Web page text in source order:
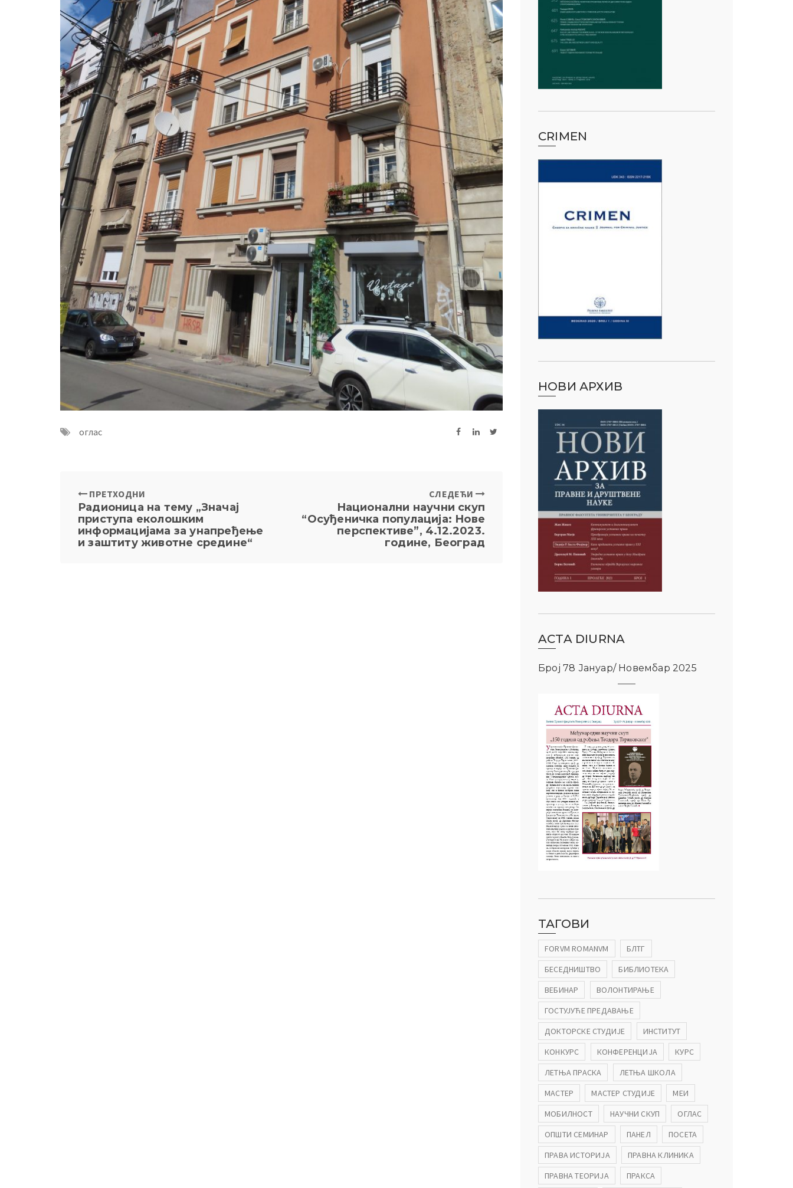
оглас
ПРЕТХОДНИ
Радионица на тему „Значај
приступа еколошким
информацијама за унапређење
и заштиту животне средине“
СЛЕДЕЋИ
Национални научни скуп
“Осуђеничка популација: Нове
перспективе”, 4.12.2023.
године, Београд
CRIMEN
НОВИ АРХИВ
ACTA DIURNA
Број 78 Јануар/ Новембар 2025
ТАГОВИ
FORVM ROMANVM
БЛТГ
БЕСЕДНИШТВО
БИБЛИОТЕКА
ВЕБИНАР
ВОЛОНТИРАЊЕ
ГОСТУЈУЋЕ ПРЕДАВАЊЕ
ДОКТОРСКЕ СТУДИЈЕ
ИНСТИТУТ
КОНКУРС
КОНФЕРЕНЦИЈА
КУРС
ЛЕТЊА ПРАСКА
ЛЕТЊА ШКОЛА
МАСТЕР
МАСТЕР СТУДИЈЕ
МЕИ
МОБИЛНОСТ
НАУЧНИ СКУП
ОГЛАС
ОПШТИ СЕМИНАР
ПАНЕЛ
ПОСЕТА
ПРАВА ИСТОРИЈА
ПРАВНА КЛИНИКА
ПРАВНА ТЕОРИЈА
ПРАКСА